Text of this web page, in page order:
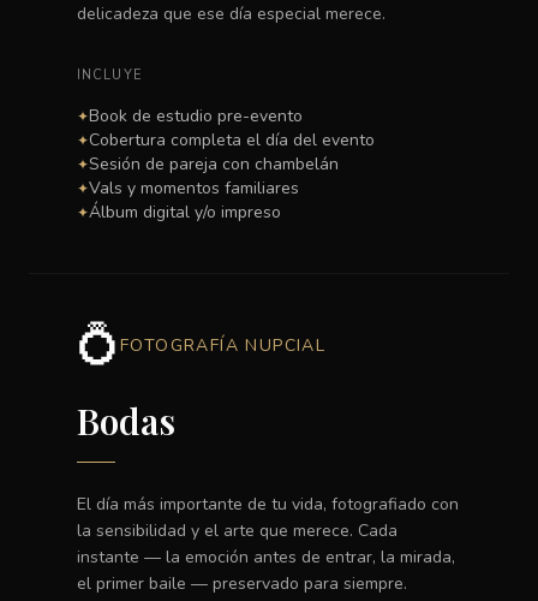
delicadeza que ese día especial merece.
INCLUYE
✦Book de estudio pre-evento
✦Cobertura completa el día del evento
✦Sesión de pareja con chambelán
✦Vals y momentos familiares
✦Álbum digital y/o impreso
💍 FOTOGRAFÍA NUPCIAL
Bodas
El día más importante de tu vida, fotografiado con
la sensibilidad y el arte que merece. Cada
instante — la emoción antes de entrar, la mirada,
el primer baile — preservado para siempre.